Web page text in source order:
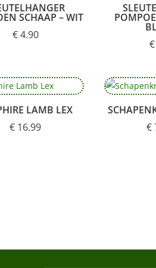
SCHAAP – WIT
€4.90
€
LAMB LEX
€ 16.99
€